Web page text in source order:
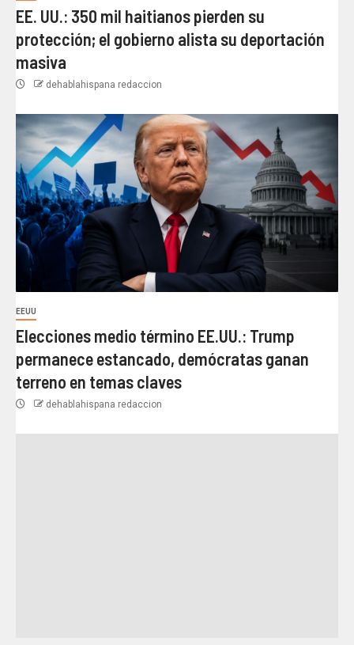
EE. UU.: 350 mil haitianos pierden su
protección; el gobierno alista su deportación
masiva
dehablahispana redaccion
EEUU
Elecciones medio término EE.UU.: Trump
permanece estancado, demócratas ganan
terreno en temas claves
dehablahispana redaccion